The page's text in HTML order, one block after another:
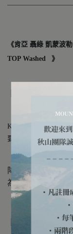
《肯亞 聶綠 凱蒙波
TOP Washed 》
Nyeri 的咖
Kenya) 山麓，海拔約
要來源，屬於全世界
・優異的地理環
降雨氣候所帶來
為前中後段的過程
｜關於處理廠｜